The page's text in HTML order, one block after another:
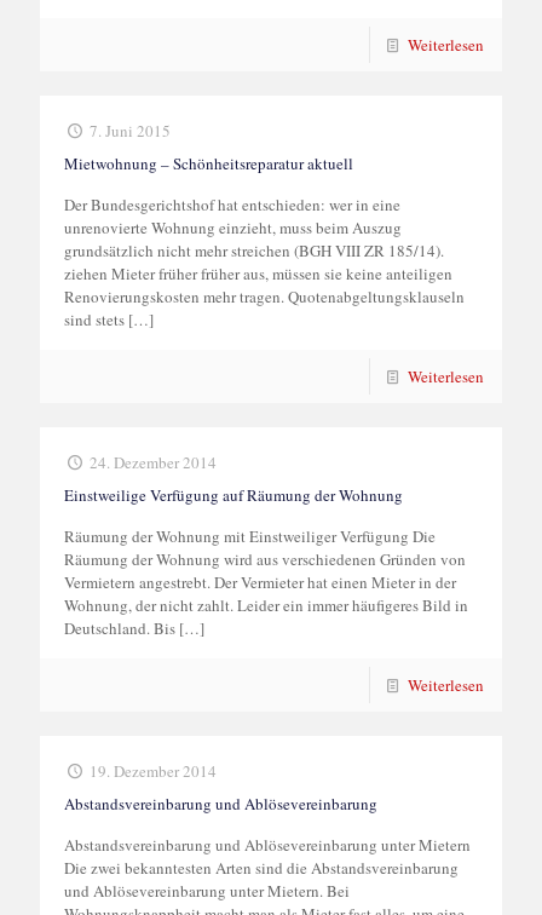
Weiterlesen
7. Juni 2015
Mietwohnung – Schönheitsreparatur aktuell
Der Bundesgerichtshof hat entschieden: wer in eine
unrenovierte Wohnung einzieht, muss beim Auszug
grundsätzlich nicht mehr streichen (BGH VIII ZR 185/14).
ziehen Mieter früher früher aus, müssen sie keine anteiligen
Renovierungskosten mehr tragen. Quotenabgeltungsklauseln
sind stets […]
Weiterlesen
24. Dezember 2014
Einstweilige Verfügung auf Räumung der Wohnung
Räumung der Wohnung mit Einstweiliger Verfügung Die
Räumung der Wohnung wird aus verschiedenen Gründen von
Vermietern angestrebt. Der Vermieter hat einen Mieter in der
Wohnung, der nicht zahlt. Leider ein immer häufigeres Bild in
Deutschland. Bis […]
Weiterlesen
19. Dezember 2014
Abstandsvereinbarung und Ablösevereinbarung
Abstandsvereinbarung und Ablösevereinbarung unter Mietern
Die zwei bekanntesten Arten sind die Abstandsvereinbarung
und Ablösevereinbarung unter Mietern. Bei